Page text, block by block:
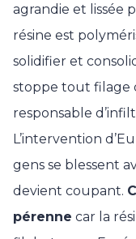
agrandie et lissée
résine est
solidifier et
stoppe tout filage
responsable
L’intervention
gens se blessent
devient coupant.
pérenne car la